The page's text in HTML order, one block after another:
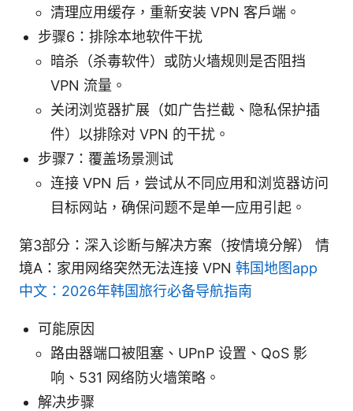
清理应用缓存，重新安装 VPN 客户端。
步骤6：排除本地软件干扰
暗杀（杀毒软件）或防火墙规则是否阻挡
VPN 流量。
关闭浏览器扩展（如广告拦截、隐私保护插
件）以排除对 VPN 的干扰。
步骤7：覆盖场景测试
连接 VPN 后，尝试从不同应用和浏览器访问
目标网站，确保问题不是单一应用引起。
第3部分：深入诊断与解决方案（按情境分解） 情
境A：家用网络突然无法连接 VPN 韩国地图app
中文：2026年韩国旅行必备导航指南
可能原因
路由器端口被阻塞、UPnP 设置、QoS 影
响、531 网络防火墙策略。
解决步骤